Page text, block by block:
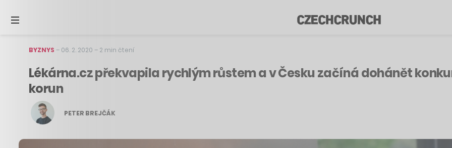
BYZNYS – 06. 2. 2020 – 2 min čtení
Lékárna.cz překvapila rychlým růstem a v Česku začíná dohánět
korun
PETER BREJČÁK